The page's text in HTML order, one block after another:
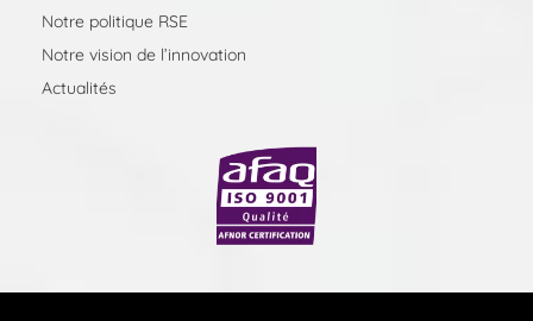
Notre politique RSE
Notre vision de l’innovation
Actualités